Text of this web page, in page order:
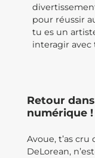
pour réussir
tu es un
interagir avec
Retour
numérique !
Avoue, t’as
DeLorean,